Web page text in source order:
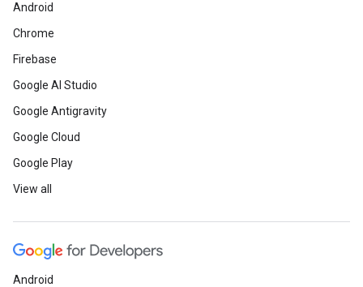
Android
Chrome
Firebase
Google AI Studio
Google Antigravity
Google Cloud
Google Play
View all
Android